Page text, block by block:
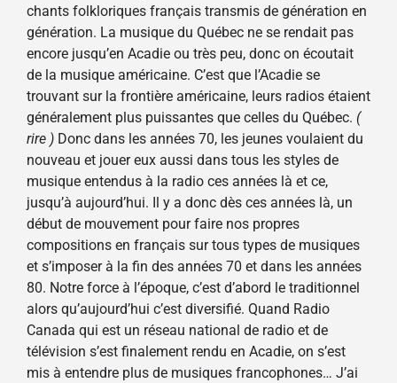
chants folkloriques français transmis de génération en
génération. La musique du Québec ne se rendait pas
encore jusqu’en Acadie ou très peu, donc on écoutait
de la musique américaine. C’est que l’Acadie se
trouvant sur la frontière américaine, leurs radios étaient
généralement plus puissantes que celles du Québec. (
rire ) Donc dans les années 70, les jeunes voulaient du
nouveau et jouer eux aussi dans tous les styles de
musique entendus à la radio ces années là et ce,
jusqu’à aujourd’hui. Il y a donc dès ces années là, un
début de mouvement pour faire nos propres
compositions en français sur tous types de musiques
et s’imposer à la fin des années 70 et dans les années
80. Notre force à l’époque, c’est d’abord le traditionnel
alors qu’aujourd’hui c’est diversifié. Quand Radio
Canada qui est un réseau national de radio et de
télévision s’est finalement rendu en Acadie, on s’est
mis à entendre plus de musiques francophones… J’ai